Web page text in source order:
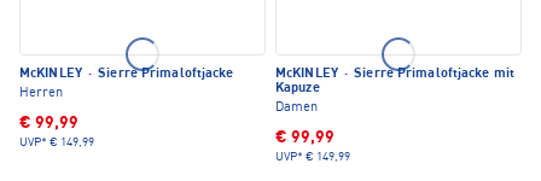
McKINLEY · Sierre Primaloftjacke
Herren
€ 99,99
UVP* € 149,99
McKINLEY · Sierre Primaloftjacke mit
Kapuze
Damen
€ 99,99
UVP* € 149,99